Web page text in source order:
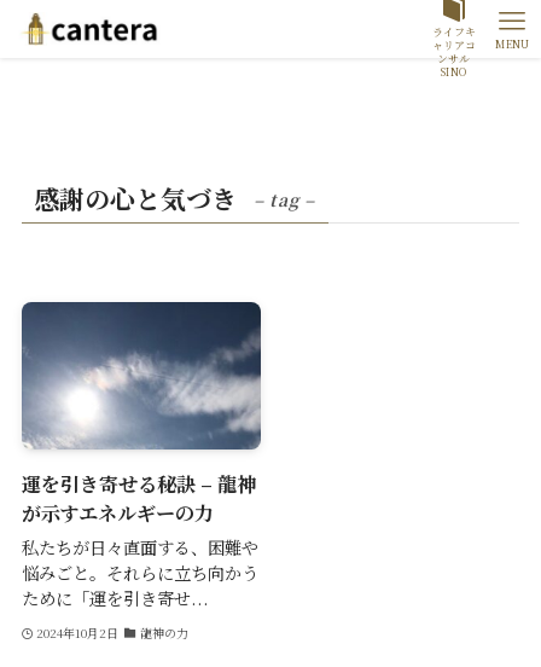
ライフキ
ャリアコ
ンサル
SINO
MENU
感謝の心と気づき – tag –
運を引き寄せる秘訣 – 龍神
が示すエネルギーの力
私たちが日々直面する、困難や
悩みごと。それらに立ち向かう
ために「運を引き寄せ...
2024年10月2日 龍神の力